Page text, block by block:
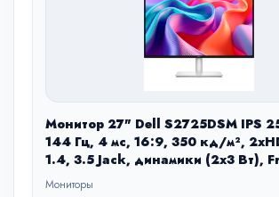
Монитор 27" Dell S2725DSM IPS
144 Гц, 4 мс, 16:9, 350 кд/м²,
1.4, 3.5 Jack, динамики (2x3 Вт),
серебристый
Мониторы